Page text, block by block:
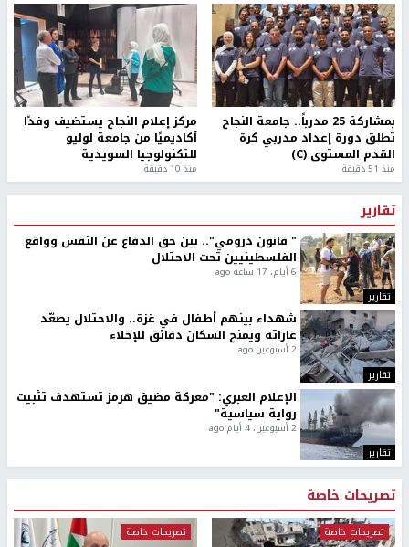
بمشاركة 25 مدرباً.. جامعة النجاح
تطلق دورة إعداد مدربي كرة
القدم المستوى (C)
منذ 51 دقيقة
مركز إعلام النجاح يستضيف وفدًا
أكاديميًا من جامعة لوليو
للتكنولوجيا السويدية
منذ 10 دقيقة
تقارير
تقارير
" قانون درومي".. بين حق الدفاع عن النفس وواقع
الفلسطينيين تحت الاحتلال
6 أيام، 17 ساعة ago
تقارير
شهداء بينهم أطفال في غزة.. والاحتلال يصعّد
غاراته ويمنح السكان دقائق للإخلاء
2 أسبوعين ago
تقارير
الإعلام العبري: "معركة مضيق هرمز تستهدف تثبيت
رواية سياسية"
2 أسبوعين، 4 أيام ago
تصريحات خاصة
تصريحات خاصة تصريحات خاصة